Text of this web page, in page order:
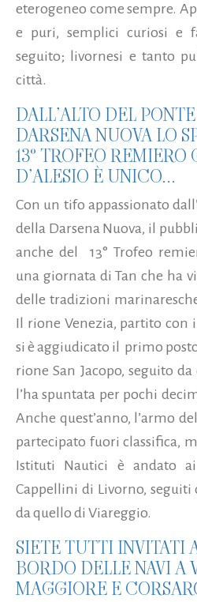
eterogeneo come sempre.
e puri, semplici curiosi e
seguito; livornesi e tanto
città.
DALL’ALTO DEL
DARSENA NUOVA LO
13° TROFEO REMIERO
D’ALESIO È UNICO...
Con un tifo appassionato
della Darsena Nuova, il
anche del 13° Trofeo
una giornata di Tan che ha
delle tradizioni
Il rione Venezia, partito con
si è aggiudicato il primo
rione San Jacopo, seguito
l’ha spuntata per pochi
Anche quest’anno, l’armo
partecipato fuori classifica,
Istituti Nautici è andato
Cappellini di Livorno, seguiti
da quello di Viareggio.
SIETE TUTTI INVITATI
BORDO DELLE NAVI A
MAGGIORE E